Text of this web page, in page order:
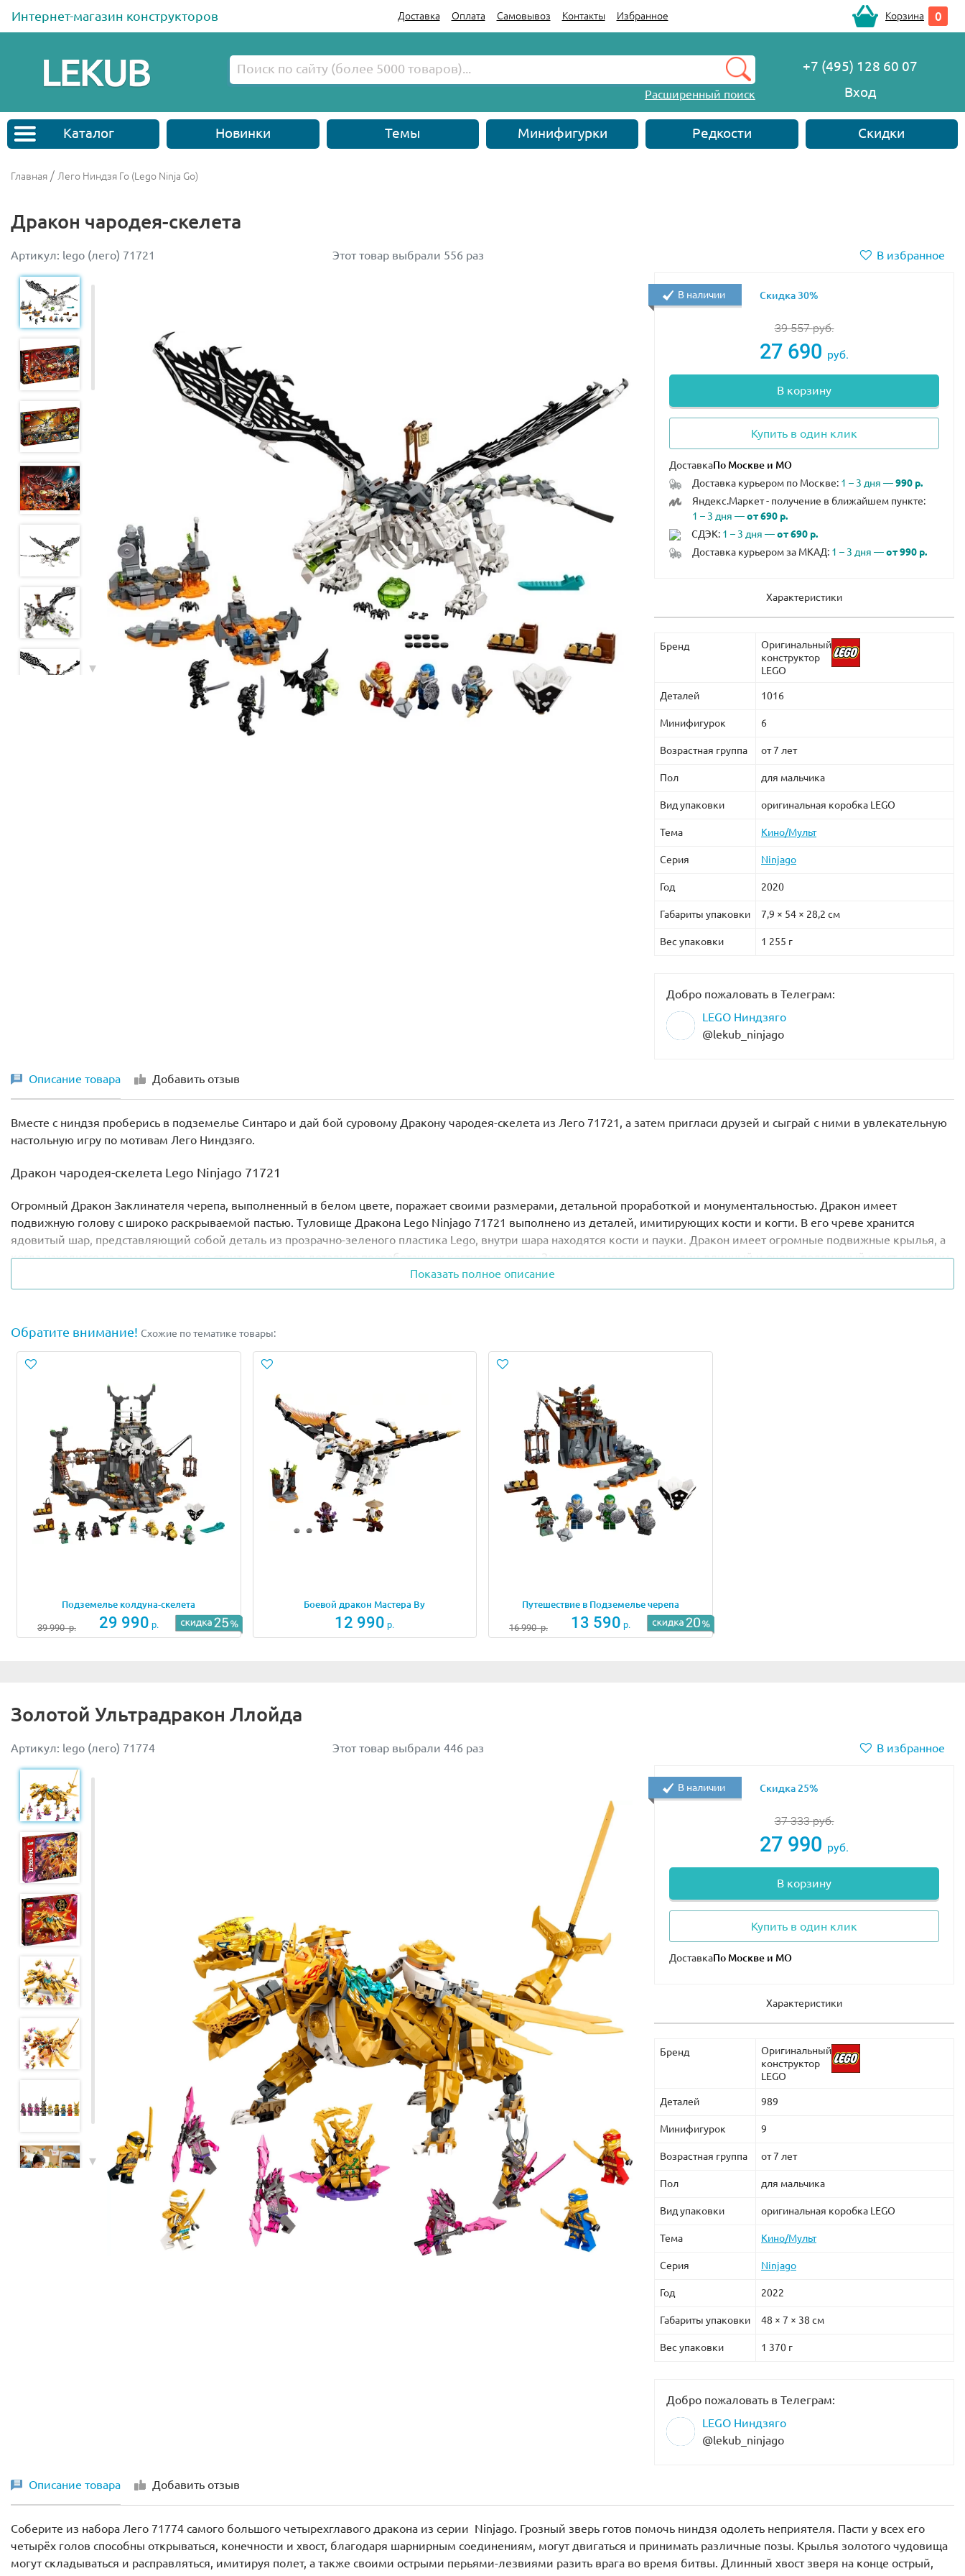
Интернет-магазин конструкторов Доставка Оплата Самовывоз Контакты Избранное Корзина 0
Расширенный поиск
+7 (495) 128 60 07
Вход
Каталог Новинки Темы Минифигурки Редкости Скидки
Главная / Лего Ниндзя Го (Lego Ninja Go)
Дракон чародея-скелета
Артикул: lego (лего) 71721 Этот товар выбрали 556 раз В избранное
39 557руб.
27 690 руб.
В корзину
Купить в один клик
Доставка
Доставка курьером по Москве: 1 – 3 дня —990 р.
Яндекс.Маркет - получение в ближайшем пункте:
1 – 3 дня —от 690 р.
СДЭК: 1 – 3 дня —от 690 р.
Доставка курьером за МКАД: 1 – 3 дня —от 990 р.
В наличии Скидка 30%
Характеристики
Бренд
Оригинальный
конструктор
LEGO
Деталей 1016
Минифигурок 6
Возрастная группа от 7 лет
Пол для мальчика
Вид упаковки оригинальная коробка LEGO
Тема Кино/Мульт
Серия Ninjago
Год 2020
Габариты упаковки 7,9 × 54 × 28,2 см
Вес упаковки 1 255 г
Добро пожаловать в Телеграм:
LEGO Ниндзяго
@lekub_ninjago
Описание товара Добавить отзыв
Вместе с ниндзя проберись в подземелье Синтаро и дай бой суровому Дракону чародея-скелета из Лего 71721, а затем пригласи друзей и сыграй с ними в увлекательную
настольную игру по мотивам Лего Ниндзяго.
Дракон чародея-скелета Lego Ninjago 71721
Огромный Дракон Заклинателя черепа, выполненный в белом цвете, поражает своими размерами, детальной проработкой и монументальностью. Дракон имеет
подвижную голову с широко раскрываемой пастью. Туловище Дракона Lego Ninjago 71721 выполнено из деталей, имитирующих кости и когти. В его чреве хранится
ядовитый шар, представляющий собой деталь из прозрачно-зеленого пластика Lego, внутри шара находятся кости и пауки. Дракон имеет огромные подвижные крылья, а
когда находится на земле, то крепко стоит на четырех детально проработанных когтистых лапах. Завершает модель рептилии длинный и очень подвижный хвост, которым
живое содержимое атакует противника. По бокам места пилота установлены два шуттера, стреляющие небольшими зарядами.
Конструктор Ninjago 71721 – это не просто игровой набор, это настоящая настольная игра с увлекательным сюжетом. Для ее реализации из деталей конструктора
дополнительно собираются две небольшие части подземелья Синтаро. На одной части установлена статуя, охраняющая белый костяной меч Избавления. Если наступить
на плитку рядом с фигурой статуи, она обрушиться на незадачливого игрока.
Вторая локация оснащена поворотной развилкой, вносящей дополнительный функционал в настольную игру. От выбора маршрута будет зависеть дальнейшее развитие
сюжета. Для определения хода игрока используется оригинальный вращающийся спиннер-кость, на гранях которого указаны возможные шаги за один ход.
Игровые локации без труда объединяются с другими наборами серии, что позволяет собрать поистине гигантское игровое поле для увлекательной настольной игры в
компании друзей. Поэтому непременно стоит купить Лего 71721 и другие наборы серии, чтобы собрать максимальную версию настольной игры.
В состав конструктора включены:
Аксессуары: пауки, кости, заряды для стрельбы, игровое поле для настольной игры, спиннер-кость и разделитель деталей.
Размеры Дракона составляют: 29х55х52 см в высоту, длину и ширину.
Показать полное описание
Обратите внимание! Схожие по тематике товары:
Подземелье колдуна-скелета
39 990р. 29 990 р.
Боевой дракон Мастера Ву
12 990 р.
Путешествие в Подземелье черепа
16 990р. 13 590 р.
Золотой Ультрадракон Ллойда
Артикул: lego (лего) 71774 Этот товар выбрали 446 раз В избранное
37 333руб.
27 990 руб.
В корзину
Купить в один клик
Доставка
В наличии Скидка 25%
Характеристики
Бренд
Оригинальный
конструктор
LEGO
Деталей 989
Минифигурок 9
Возрастная группа от 7 лет
Пол для мальчика
Вид упаковки оригинальная коробка LEGO
Тема Кино/Мульт
Серия Ninjago
Год 2022
Габариты упаковки 48 × 7 × 38 см
Вес упаковки 1 370 г
Добро пожаловать в Телеграм:
LEGO Ниндзяго
@lekub_ninjago
Описание товара Добавить отзыв
Соберите из набора Лего 71774 самого большого четырехглавого дракона из серии Ninjago. Грозный зверь готов помочь ниндзя одолеть неприятеля. Пасти у всех его
четырёх голов способны открываться, конечности и хвост, благодаря шарнирным соединениям, могут двигаться и принимать различные позы. Крылья золотого чудовища
могут складываться и расправляться, имитируя полет, а также своими острыми перьями-лезвиями разить врага во время битвы. Длинный хвост зверя на конце острый,